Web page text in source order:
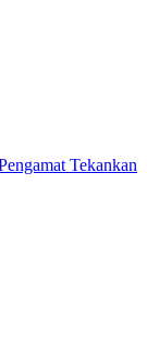
Tekankan